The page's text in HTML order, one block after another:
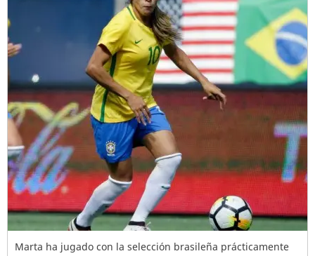
Marta ha jugado con la selección brasileña prácticamente